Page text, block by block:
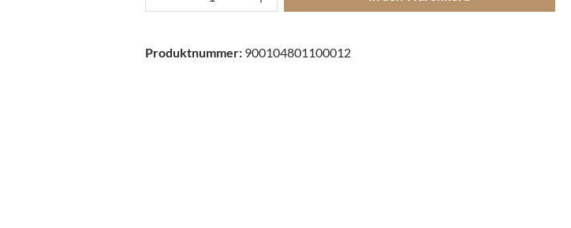
Produktnummer: 900104801100012